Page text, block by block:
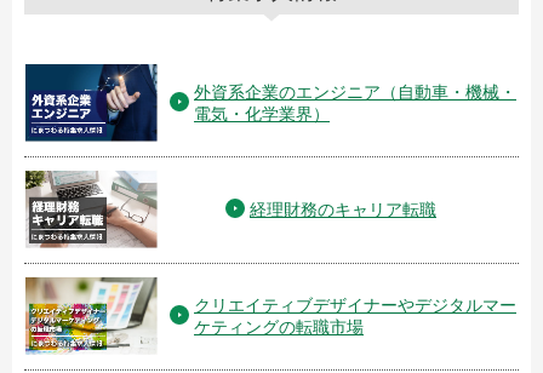
外資系企業のエンジニア（自動車・機械・
電気・化学業界）
経理財務のキャリア転職
クリエイティブデザイナーやデジタルマー
ケティングの転職市場